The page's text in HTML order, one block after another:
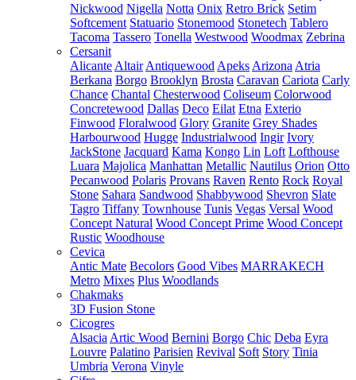
Nickwood Nigella Notta Onix Retro Brick Setim
Softcement Statuario Stonemood Stonetech Tablero
Tacoma Tassero Tonella Westwood Woodmax Zebrina
Cersanit
Alicante Altair Antiquewood Apeks Arizona Atria
Berkana Borgo Brooklyn Brosta Caravan Cariota Carly
Chance Chantal Chesterwood Coliseum Colorwood
Concretewood Dallas Deco Eilat Etna Exterio
Finwood Floralwood Glory Granite Grey Shades
Harbourwood Hugge Industrialwood Ingir Ivory
JackStone Jacquard Kama Kongo Lin Loft Lofthouse
Luara Majolica Manhattan Metallic Nautilus Orion Otto
Pecanwood Polaris Provans Raven Rento Rock Royal
Stone Sahara Sandwood Shabbywood Shevron Slate
Tagro Tiffany Townhouse Tunis Vegas Versal Wood
Concept Natural Wood Concept Prime Wood Concept
Rustic Woodhouse
Cevica
Antic Mate Becolors Good Vibes MARRAKECH
Metro Mixes Plus Woodlands
Chakmaks
3D Fusion Stone
Cicogres
Alsacia Artic Wood Bernini Borgo Chic Deba Eyra
Louvre Palatino Parisien Revival Soft Story Tinia
Umbria Verona Vinyle